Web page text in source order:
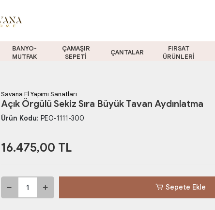
BANYO-
MUTFAK
ÇAMAŞIR
SEPETİ
ÇANTALAR
FIRSAT
ÜRÜNLERİ
Savana El Yapımı Sanatları
Açık Örgülü Sekiz Sıra Büyük Tavan Aydınlatma
Ürün Kodu: PEO-1111-300
16.475,00 TL
Sepete Ekle